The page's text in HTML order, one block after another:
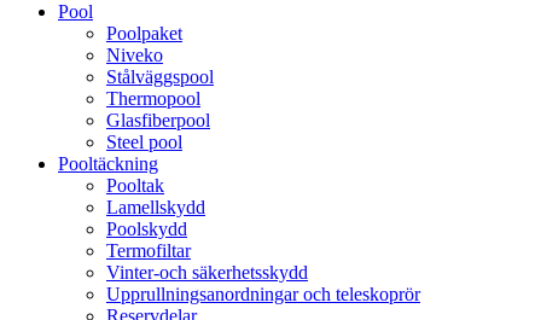
Pool
Poolpaket
Niveko
Stålväggspool
Thermopool
Glasfiberpool
Steel pool
Pooltäckning
Pooltak
Lamellskydd
Poolskydd
Termofiltar
Vinter-och säkerhetsskydd
Upprullningsanordningar och teleskoprör